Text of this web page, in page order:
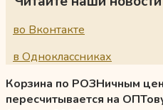
во Вконтакте
в Одноклассниках
Корзина по РОЗНичным
пересчитывается на